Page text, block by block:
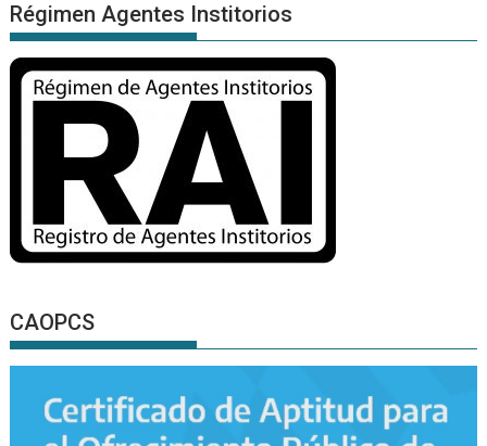
Régimen Agentes Institorios
CAOPCS